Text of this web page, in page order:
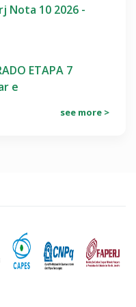
Nota 10 2026 -
ETAPA 7
e
see more >